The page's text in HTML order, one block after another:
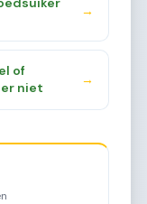
→
of
niet
→